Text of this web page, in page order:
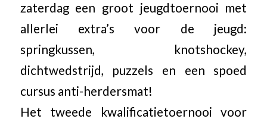
zaterdag een groot jeugdtoernooi met
allerlei extra’s voor de jeugd:
springkussen, knotshockey,
dichtwedstrijd, puzzels en een spoed
cursus anti-herdersmat!
Het tweede kwalificatietoernooi voor